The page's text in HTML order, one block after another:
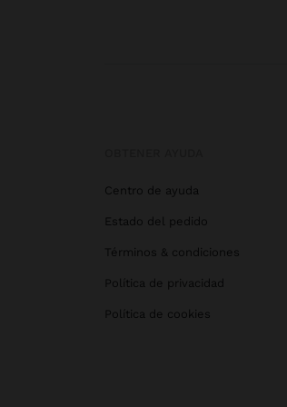
Centro de ayuda
Estado del pedido
Términos & condiciones
Política de privacidad
Política de cookies